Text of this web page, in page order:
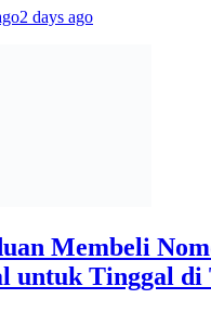
2 days ago
Membeli
untuk Tinggal